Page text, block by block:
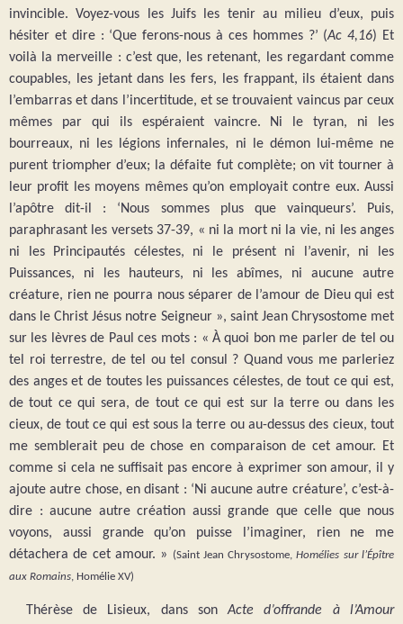
invincible. Voyez-vous les Juifs les tenir au milieu d’eux, puis
hésiter et dire : ‘Que ferons-nous à ces hommes ?’ (Ac 4,16) Et
voilà la merveille : c’est que, les retenant, les regardant comme
coupables, les jetant dans les fers, les frappant, ils étaient dans
l’embarras et dans l’incertitude, et se trouvaient vaincus par ceux
mêmes par qui ils espéraient vaincre. Ni le tyran, ni les
bourreaux, ni les légions infernales, ni le démon lui-même ne
purent triompher d’eux; la défaite fut complète; on vit tourner à
leur profit les moyens mêmes qu’on employait contre eux. Aussi
l’apôtre dit-il : ‘Nous sommes plus que vainqueurs’. Puis,
paraphrasant les versets 37-39, « ni la mort ni la vie, ni les anges
ni les Principautés célestes, ni le présent ni l’avenir, ni les
Puissances, ni les hauteurs, ni les abîmes, ni aucune autre
créature, rien ne pourra nous séparer de l’amour de Dieu qui est
dans le Christ Jésus notre Seigneur », saint Jean Chrysostome met
sur les lèvres de Paul ces mots : « À quoi bon me parler de tel ou
tel roi terrestre, de tel ou tel consul ? Quand vous me parleriez
des anges et de toutes les puissances célestes, de tout ce qui est,
de tout ce qui sera, de tout ce qui est sur la terre ou dans les
cieux, de tout ce qui est sous la terre ou au-dessus des cieux, tout
me semblerait peu de chose en comparaison de cet amour. Et
comme si cela ne suffisait pas encore à exprimer son amour, il y
ajoute autre chose, en disant : ‘Ni aucune autre créature’, c’est-à-
dire : aucune autre création aussi grande que celle que nous
voyons, aussi grande qu’on puisse l’imaginer, rien ne me
détachera de cet amour. »
(Saint Jean Chrysostome,Homélies sur l’Épître
aux Romains, Homélie XV)
Thérèse de Lisieux, dans sonActe d’offrande à l’Amour